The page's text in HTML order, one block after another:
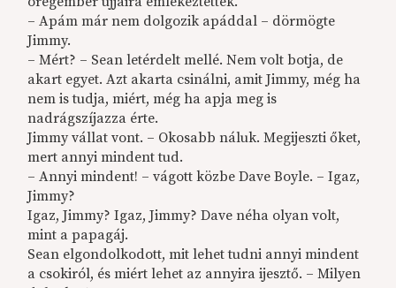
– Apám már nem dolgozik apáddal – dörmögte
Jimmy.
– Mért? – Sean letérdelt mellé. Nem volt botja, de
akart egyet. Azt akarta csinálni, amit Jimmy, még ha
nem is tudja, miért, még ha apja meg is
nadrágszíjazza érte.
Jimmy vállat vont. – Okosabb náluk. Megijeszti őket,
mert annyi mindent tud.
– Annyi mindent! – vágott közbe Dave Boyle. – Igaz,
Jimmy?
Igaz, Jimmy? Igaz, Jimmy? Dave néha olyan volt,
mint a papagáj.
Sean elgondolkodott, mit lehet tudni annyi mindent
a csokiról, és miért lehet az annyira ijesztő. – Milyen